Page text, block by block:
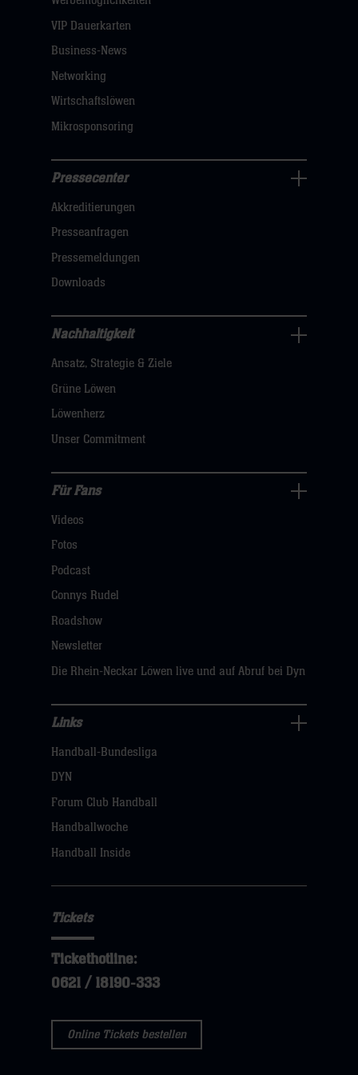
dann
klicken
VIP Dauerkarten
Business-News
Networking
Wirtschaftslöwen
Mikrosponsoring
Navigation
öffnen,
dann
klicken
hier
Pressecenter
Akkreditierungen
Presseanfragen
Pressemeldungen
Downloads
Nachhaltigkeit
Navigation
öffnen,
dann
hier
Nachhaltigkeit
Ansatz, Strategie & Ziele
Grüne Löwen
Löwenherz
Unser Commitment
Fans
Navigation
öffnen,
dann
hier
Für Fans
Videos
Fotos
Podcast
Connys Rudel
Roadshow
Newsletter
Die Rhein-Neckar Löwen live und auf Abruf bei Dyn
Navigation
öffnen,
dann
klicken
Links
Handball-Bundesliga
DYN
Forum Club Handball
Handballwoche
Handball Inside
Tickets
Tickethotline:
0621 / 18190-333
Online Tickets bestellen